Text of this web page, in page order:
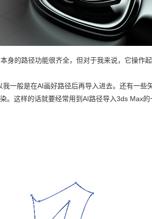
身的路径功能很齐全，但对于我来说，它操作
一般是在AI画好路径后再导入进去。还有一些
。这样的话就要经常用到AI路径导入3ds Max的